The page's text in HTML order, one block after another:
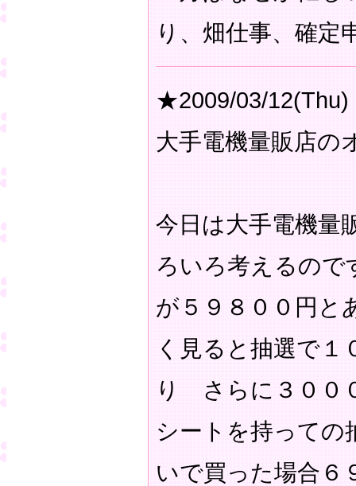
り、畑仕事、確定
★2009/03/12(Thu)
大手電機量販店の
今日は大手電機量
ろいろ考えるの
が５９８００円
く見ると抽選で１
り さらに３００
シートを持って
いで買った場合６